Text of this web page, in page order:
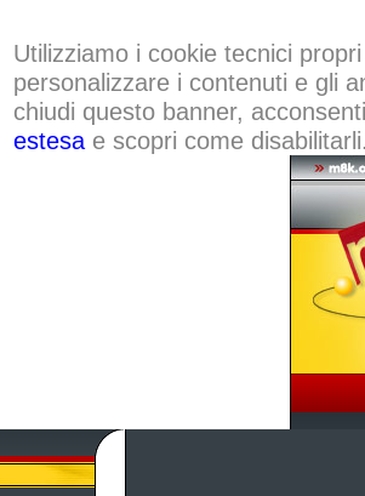
Utilizziamo i cookie tecnici
personalizzare i contenuti e gli
chiudi questo banner,
estesae scopri come